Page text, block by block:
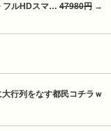
フルHDスマ… 47980円 →
行列をなす都民コチラｗ